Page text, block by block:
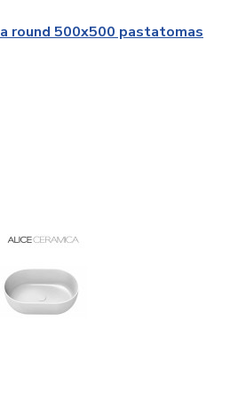
round 500x500 pastatomas